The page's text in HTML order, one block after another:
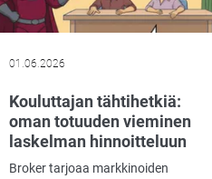
01.06.2026
Kouluttajan tähtihetkiä:
oman totuuden vieminen
laskelman hinnoitteluun
Broker tarjoaa markkinoiden